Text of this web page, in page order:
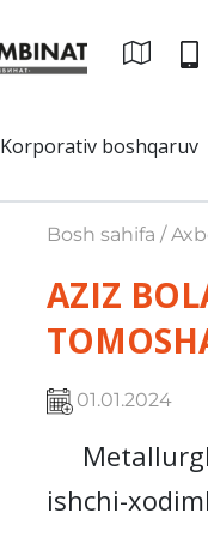
Korporativ boshqaruv
Bosh sahifa /
AZIZ
01.01.2024
ishchi-